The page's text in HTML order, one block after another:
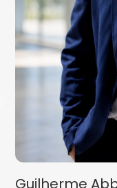
Guilherme